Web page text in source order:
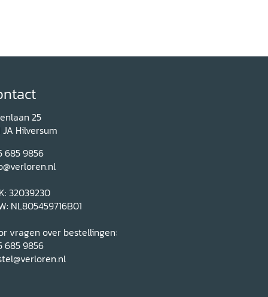
25
JA Hilversum
685 9856
32039230
NL805459716B01
vragen over bestellingen:
685 9856